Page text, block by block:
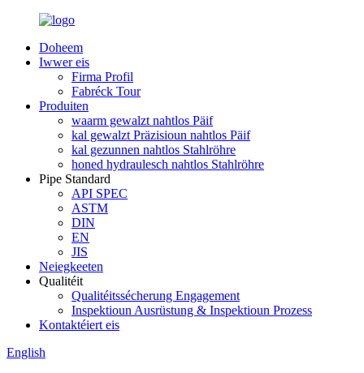
Doheem
Iwwer eis
Firma Profil
Fabréck Tour
Produiten
waarm gewalzt nahtlos Päif
kal gewalzt Präzisioun nahtlos Päif
kal gezunnen nahtlos Stahlröhre
honed hydraulesch nahtlos Stahlröhre
Pipe Standard
API SPEC
ASTM
DIN
EN
JIS
Neiegkeeten
Qualitéit
Qualitéitssécherung Engagement
Inspektioun Ausrüstung & Inspektioun Prozess
Kontaktéiert eis
English